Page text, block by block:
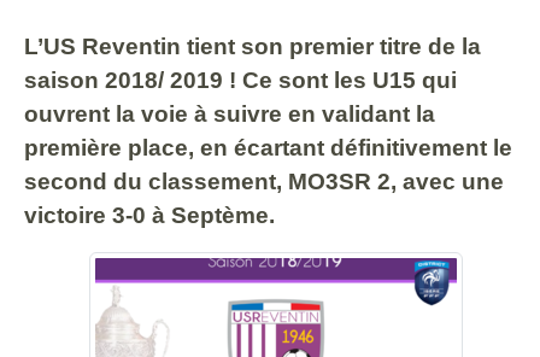
L’US Reventin tient son premier titre de la
saison 2018/ 2019 ! Ce sont les U15 qui
ouvrent la voie à suivre en validant la
première place, en écartant définitivement le
second du classement, MO3SR 2, avec une
victoire 3-0 à Septème.